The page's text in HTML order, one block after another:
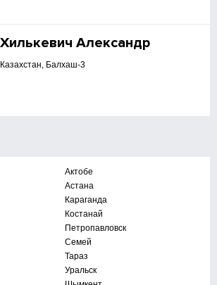
Хилькевич Александр
Казахстан, Балхаш-3
Актобе
Астана
Караганда
Костанай
Петропавловск
Семей
Тараз
Уральск